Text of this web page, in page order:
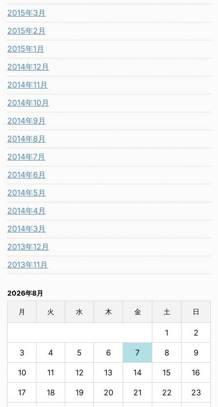
2015年3月
2015年2月
2015年1月
2014年12月
2014年11月
2014年10月
2014年9月
2014年8月
2014年7月
2014年6月
2014年5月
2014年4月
2014年3月
2013年12月
2013年11月
2026年8月
月 火 水 木 金 土 日
1 2
3 4 5 6 7 8 9
10 11 12 13 14 15 16
17 18 19 20 21 22 23